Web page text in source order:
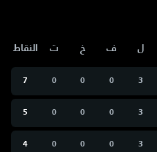
ل ف خ ت النقاط
3
0
0
0
7
3
0
0
0
5
3
0
0
0
4